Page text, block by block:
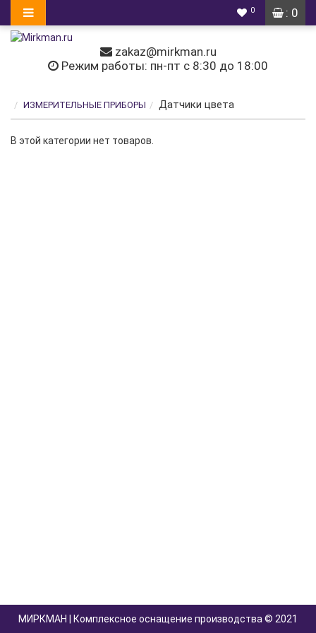
: 0
0
zakaz@mirkman.ru
Режим работы: пн-пт с 8:30 до 18:00
ИЗМЕРИТЕЛЬНЫЕ ПРИБОРЫ Датчики цвета
В этой категории нет товаров.
МИРКМАН | Комплексное оснащение производства © 2021